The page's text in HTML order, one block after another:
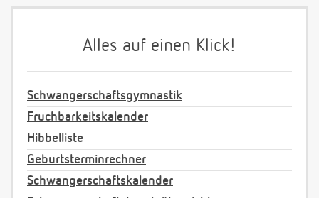
Alles auf einen Klick!
Schwangerschaftsgymnastik
Fruchbarkeitskalender
Hibbelliste
Geburtsterminrechner
Schwangerschaftskalender